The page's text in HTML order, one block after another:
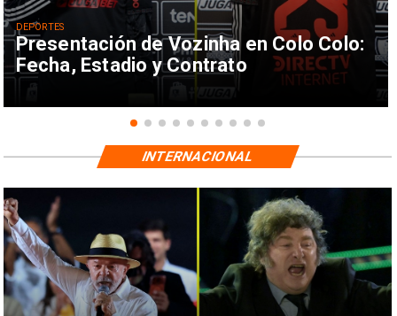
Presentación de Vozinha en Colo Colo:
Fecha, Estadio y Contrato
DEPORTES
INTERNACIONAL